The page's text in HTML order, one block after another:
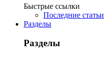
Быстрые ссылки
Последние статьи
Разделы
Разделы